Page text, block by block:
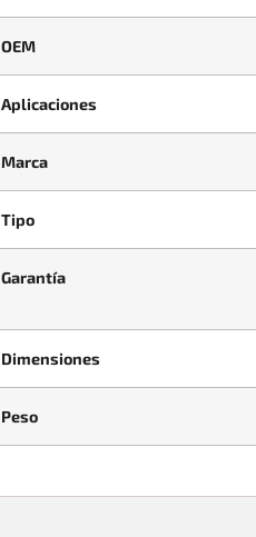
OEM
Aplicaciones
Marca
Tipo
Garantía
Dimensiones
Peso